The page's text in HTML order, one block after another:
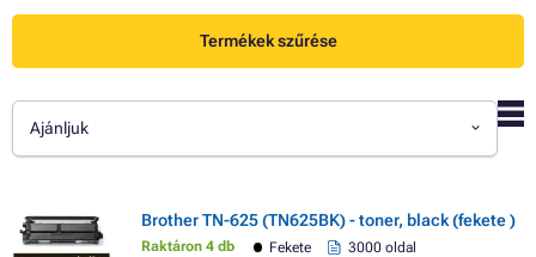
Termékek szűrése
Ajánljuk
Brother TN-625 (TN625BK) - toner, black (fekete )
Raktáron 4 db Fekete
3000 oldal